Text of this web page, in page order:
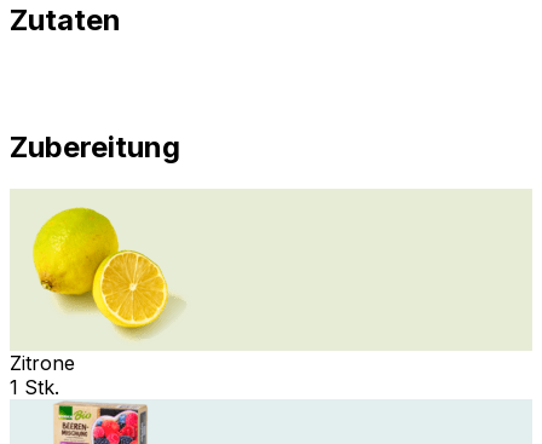
Zutaten
Zubereitung
Zitrone
1 Stk.